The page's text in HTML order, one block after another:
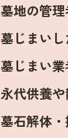
墓地の管
墓じまい
墓じまい
永代供養
墓石解体